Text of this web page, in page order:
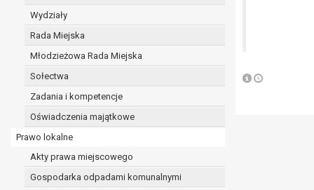
Wydziały
Rada Miejska
Młodzieżowa Rada Miejska
Sołectwa
Zadania i kompetencje
Oświadczenia majątkowe
Prawo lokalne
Akty prawa miejscowego
Gospodarka odpadami komunalnymi
realizacji zadań wynikających z przepisów
zawarcia i realizacji umów;
ochrony żywotnych interesów osoby, której
wykonania zadania realizowanego w interesie
w pozostałych przypadkach dane osobowe
W związku z przetwarzaniem danych w celu
osobowych. Odbiorcami mogą być:
podmioty upoważnione do odbioru danych
Pani/Pana dane osobowe będą przetwarzane przez
przepisy prawa powszechnie obowiązującego.